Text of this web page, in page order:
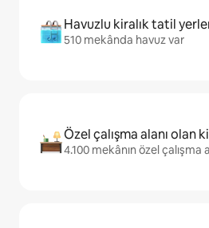
Havuzlu kiralık tatil
510 mekânda havuz var
Özel çalışma alanı olan
4.100 mekânın özel çalışma